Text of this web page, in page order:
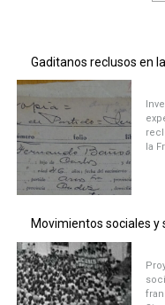
Gaditanos reclusos en
la